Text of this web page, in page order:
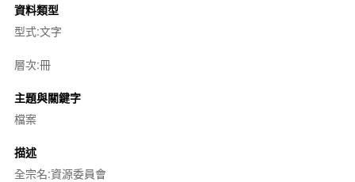
資料類型
型式:文字
層次:冊
主題與關鍵字
檔案
描述
全宗名:資源委員會